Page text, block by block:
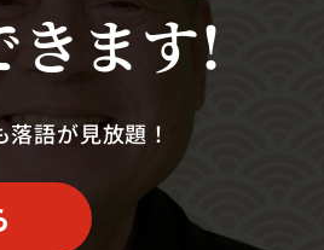
きます!
語が見放題！